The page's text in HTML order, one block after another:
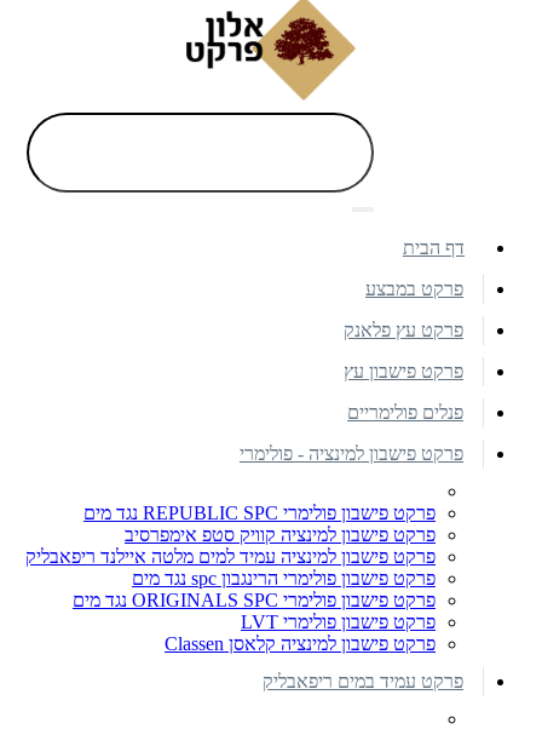
דף הבית
פרקט במבצע
פרקט עץ פלאנק
פרקט פישבון עץ
פנלים פולימריים
פרקט פישבון למינציה - פולימרי
פרקט פישבון פולימרי REPUBLIC SPC נגד מים
פרקט פישבון למינציה קוויק סטפ אימפרסיב
פרקט פישבון למינציה עמיד למים מלטה איילנד ריפאבליק
פרקט פישבון פולימרי הרינגבון spc נגד מים
פרקט פישבון פולימרי ORIGINALS SPC נגד מים
פרקט פישבון פולימרי LVT
פרקט פישבון למינציה קלאסן Classen
פרקט עמיד במים ריפאבליק